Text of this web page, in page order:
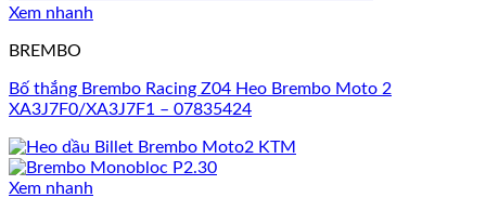
Xem nhanh
BREMBO
Bố thắng Brembo Racing Z04 Heo Brembo Moto 2
XA3J7F0/XA3J7F1 – 07835424
Xem nhanh